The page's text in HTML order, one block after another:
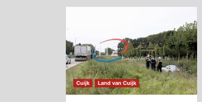
Cuijk Land van Cuijk